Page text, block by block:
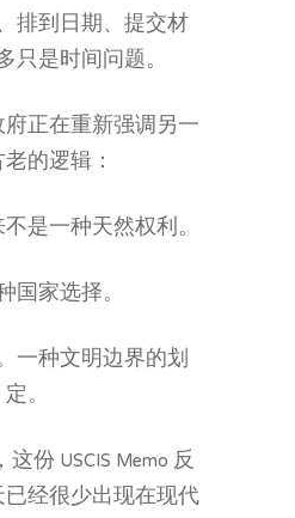
排到日期、提交材
是时间问题。
正在重新强调另一
的逻辑：
是一种天然权利。
国家选择。
一种文明边界的划
定。
份 USCIS Memo 反
经很少出现在现代